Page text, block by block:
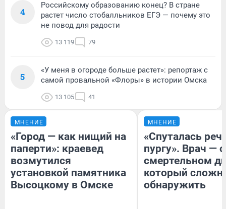
4
Российскому образованию конец? В стране
растет число стобалльников ЕГЭ — почему это
не повод для радости
13 119 79
5
«У меня в огороде больше растет»: репортаж с
самой провальной «Флоры» в истории Омска
13 105 41
МНЕНИЕ
«Город — как нищий на
паперти»: краевед
возмутился
установкой памятника
Высоцкому в Омске
МНЕНИЕ
«Спуталась
пургу». Врач — о
смертельном
который
обнаружить